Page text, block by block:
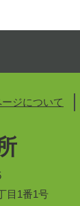
ジについて
目1番1号